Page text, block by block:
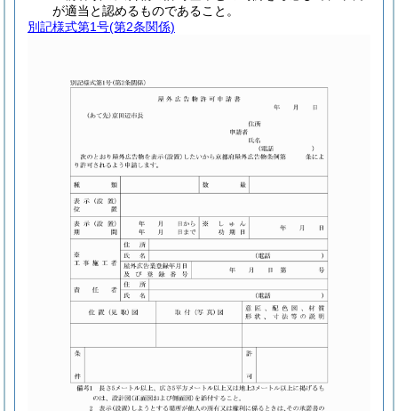
が適当と認めるものであること。
別記様式第1号(第2条関係)